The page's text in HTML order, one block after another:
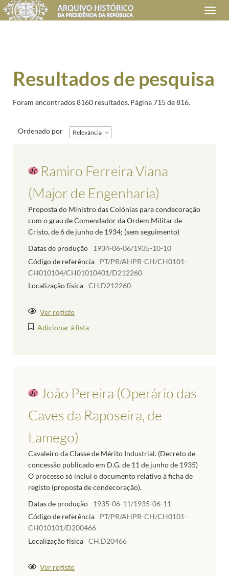
Toggle
navigation
Resultados de pesquisa
Foram encontrados 8160 resultados.Página 715 de 816.
Ordenado por Relevância
Ramiro Ferreira Viana
(Major de Engenharia)
Proposta do Ministro das Colónias para condecoração
com o grau de Comendador da Ordem Militar de
Cristo, de 6 de junho de 1934; (sem seguimento)
Datas de produção
1934-06-06/1935-10-10
Código de referência
PT/PR/AHPR-CH/CH0101-
CH010104/CH01010401/D212260
Localização física CH.D212260
Ver registo
Adicionar à lista
João Pereira (Operário das
Caves da Raposeira, de
Lamego)
Cavaleiro da Classe de Mérito Industrial. (Decreto de
concessão publicado em D.G. de 11 de junho de 1935)
O processo só inclui o documento relativo à ficha de
registo (proposta de condecoração).
Datas de produção
1935-06-11/1935-06-11
Código de referência
PT/PR/AHPR-CH/CH0101-
CH010101/D200466
Localização física CH.D20466
Ver registo